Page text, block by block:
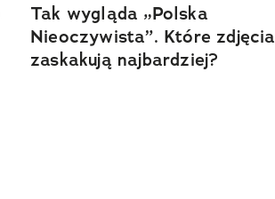
Tak wygląda „Polska
Nieoczywista”. Które zdjęcia
zaskakują najbardziej?